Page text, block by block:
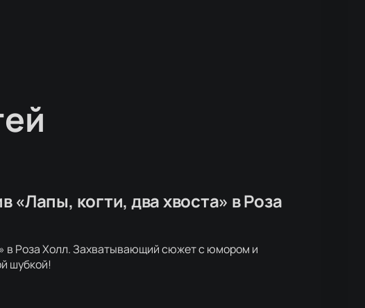
«Лапы, когти, два хвоста» в Роза
в Роза Холл. Захватывающий сюжет с юмором и
шубкой!